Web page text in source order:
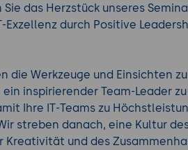
das Herzstück unseres
Exzellenz durch Positive
die Werkzeuge und Einsichten zu
inspirierender Team-Leader zu
Ihre IT-Teams zu
streben danach, eine Kultur
Kreativität und des